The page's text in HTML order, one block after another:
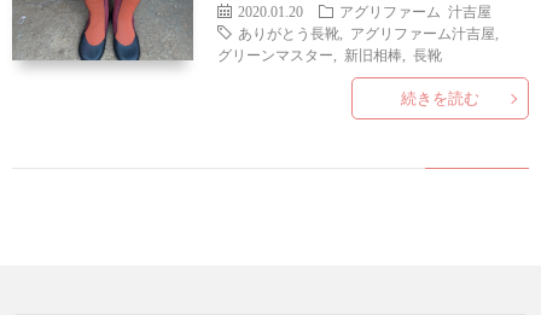
2020.01.20 アグリファーム
汁吉屋
ありがとう長靴
アグリファーム汁吉屋
グリーンマスター
新旧相棒 長靴
続きを読む